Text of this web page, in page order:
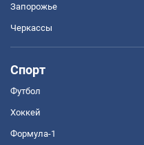
Запорожье
Черкассы
Спорт
Футбол
Хоккей
Формула-1